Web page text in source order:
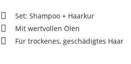
Set: Shampoo + Haarkur
Mit wertvollen Ölen
Für trockenes, geschädigtes Haar